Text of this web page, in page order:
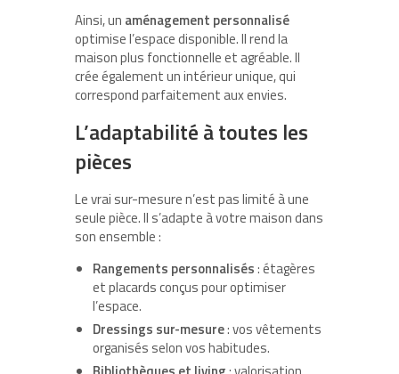
Ainsi, un aménagement personnalisé
optimise l’espace disponible. Il rend la
maison plus fonctionnelle et agréable. Il
crée également un intérieur unique, qui
correspond parfaitement aux envies.
L’adaptabilité à toutes les
pièces
Le vrai sur-mesure n’est pas limité à une
seule pièce. Il s’adapte à votre maison dans
son ensemble :
Rangements personnalisés: étagères
et placards conçus pour optimiser
l’espace.
Dressings sur-mesure: vos vêtements
organisés selon vos habitudes.